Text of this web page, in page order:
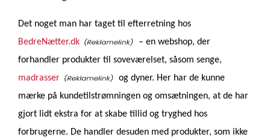
Det noget man har taget til efterretning hos
BedreNætter.dk
– en webshop, der
forhandler produkter til soveværelset, såsom senge,
madrasser
og dyner. Her har de kunne
mærke på kundetilstrømningen og omsætningen, at de har
gjort lidt ekstra for at skabe tillid og tryghed hos
forbrugerne. De handler desuden med produkter, som ikke